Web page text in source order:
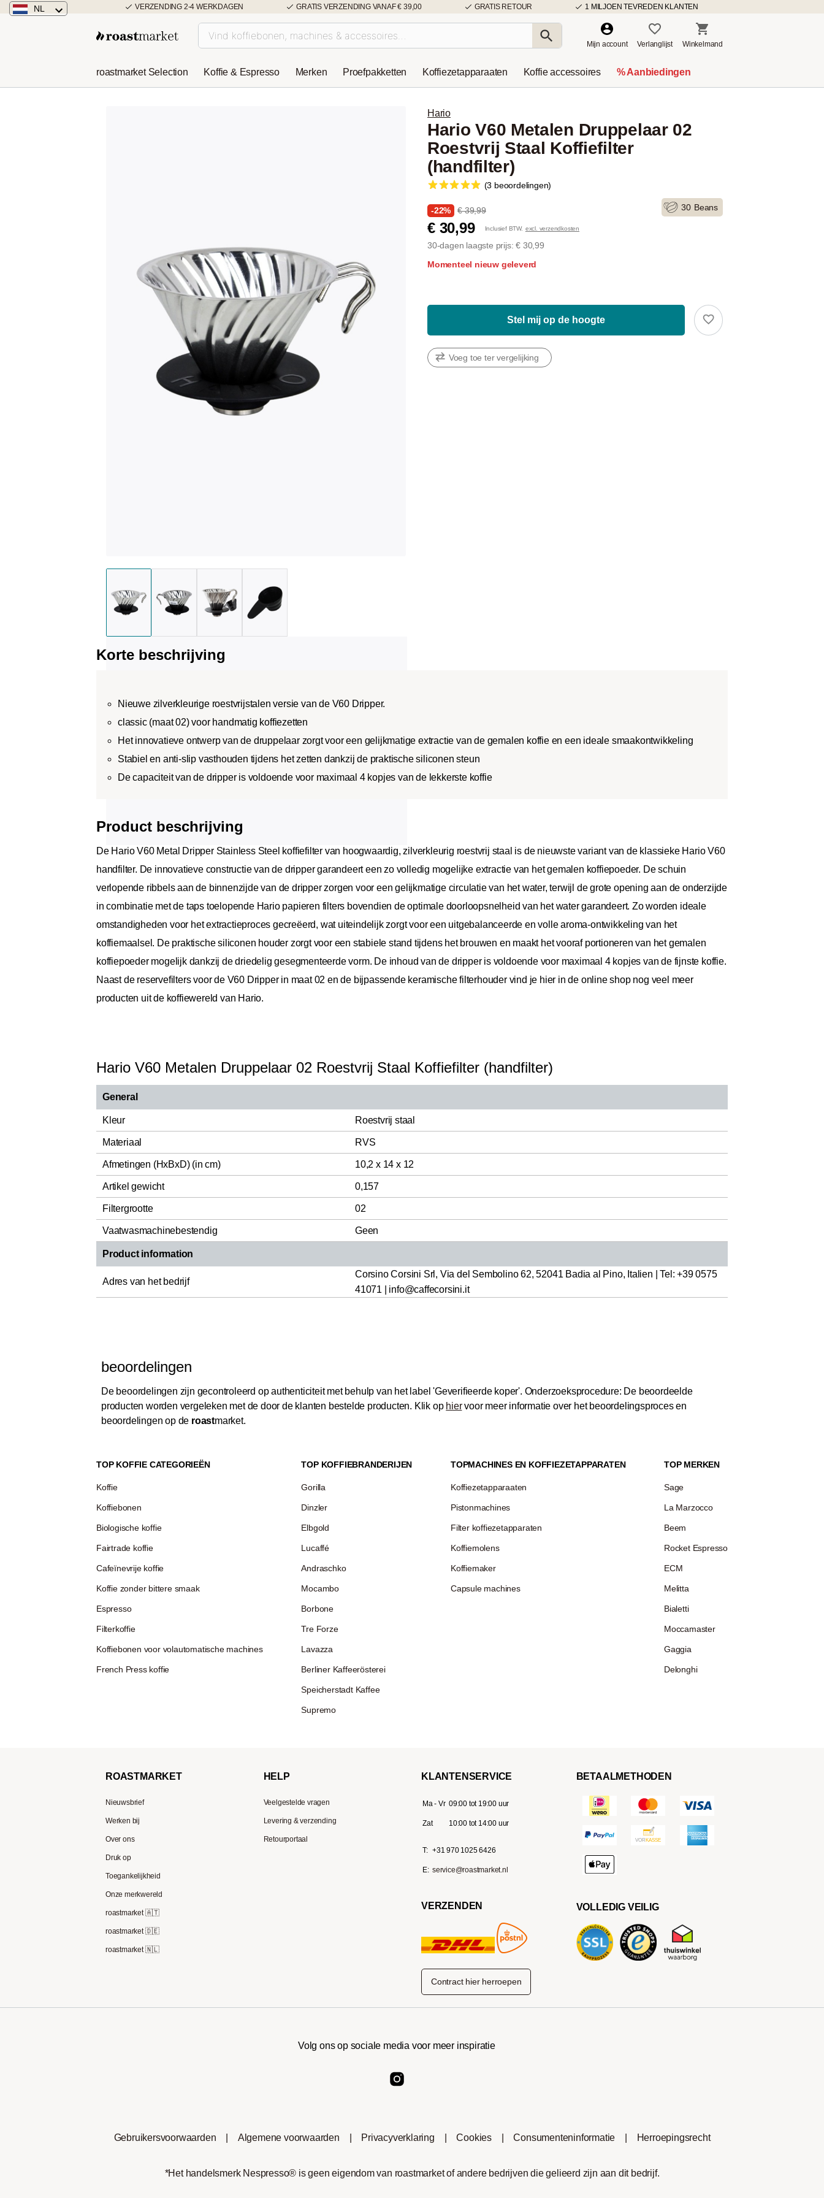
VERZENDING 2-4 WERKDAGEN GRATIS VERZENDING VANAF € 39,00 GRATIS RETOUR 1 MILJOEN TEVREDEN KLANTEN
NL
Österreich
Mijn account Verlanglijst Winkelmand
roastmarket Selection Koffie & Espresso Merken Proefpakketten Koffiezetapparaaten Koffie accessoires % Aanbiedingen
Hario
Hario V60 Metalen Druppelaar 02
Roestvrij Staal Koffiefilter
(handfilter)
(3 beoordelingen)
-22% € 39,99
€ 30,99 Inclusief BTW. excl. verzendkosten
30-dagen laagste prijs: € 30,99
30 Beans
Momenteel nieuw geleverd
Stel mij op de hoogte
Voeg toe ter vergelijking
Korte beschrijving
Nieuwe zilverkleurige roestvrijstalen versie van de V60 Dripper.
classic (maat 02) voor handmatig koffiezetten
Het innovatieve ontwerp van de druppelaar zorgt voor een gelijkmatige extractie van de gemalen koffie en een ideale smaakontwikkeling
Stabiel en anti-slip vasthouden tijdens het zetten dankzij de praktische siliconen steun
De capaciteit van de dripper is voldoende voor maximaal 4 kopjes van de lekkerste koffie
Product beschrijving
De Hario V60 Metal Dripper Stainless Steel koffiefilter van hoogwaardig, zilverkleurig roestvrij staal is de nieuwste variant van de klassieke Hario V60
handfilter. De innovatieve constructie van de dripper garandeert een zo volledig mogelijke extractie van het gemalen koffiepoeder. De schuin
verlopende ribbels aan de binnenzijde van de dripper zorgen voor een gelijkmatige circulatie van het water, terwijl de grote opening aan de onderzijde
in combinatie met de taps toelopende Hario papieren filters bovendien de optimale doorloopsnelheid van het water garandeert. Zo worden ideale
omstandigheden voor het extractieproces gecreëerd, wat uiteindelijk zorgt voor een uitgebalanceerde en volle aroma-ontwikkeling van het
koffiemaalsel. De praktische siliconen houder zorgt voor een stabiele stand tijdens het brouwen en maakt het vooraf portioneren van het gemalen
koffiepoeder mogelijk dankzij de driedelig gesegmenteerde vorm. De inhoud van de dripper is voldoende voor maximaal 4 kopjes van de fijnste koffie.
Naast de reservefilters voor de V60 Dripper in maat 02 en de bijpassende keramische filterhouder vind je hier in de online shop nog veel meer
producten uit de koffiewereld van Hario.
Hario V60 Metalen Druppelaar 02 Roestvrij Staal Koffiefilter (handfilter)
General
Kleur Roestvrij staal
Materiaal RVS
Afmetingen (HxBxD) (in cm) 10,2 x 14 x 12
Artikel gewicht 0,157
Filtergrootte 02
Vaatwasmachinebestendig Geen
Product information
Adres van het bedrijf
Corsino Corsini Srl, Via del Sembolino 62, 52041 Badia al Pino, Italien | Tel: +39 0575
41071 | info@caffecorsini.it
beoordelingen
De beoordelingen zijn gecontroleerd op authenticiteit met behulp van het label 'Geverifieerde koper'. Onderzoeksprocedure: De beoordeelde
producten worden vergeleken met de door de klanten bestelde producten. Klik op hiervoor meer informatie over het beoordelingsproces en
beoordelingen op de roastmarket.
TOP KOFFIE CATEGORIEËN
Koffie
Koffiebonen
Biologische koffie
Fairtrade koffie
Cafeïnevrije koffie
Koffie zonder bittere smaak
Espresso
Filterkoffie
Koffiebonen voor volautomatische machines
French Press koffie
TOP KOFFIEBRANDERIJEN
Gorilla
Dinzler
Elbgold
Lucaffé
Andraschko
Mocambo
Borbone
Tre Forze
Lavazza
Berliner Kaffeerösterei
Speicherstadt Kaffee
Supremo
TOPMACHINES EN KOFFIEZETAPPARATEN
Koffiezetapparaaten
Pistonmachines
Filter koffiezetapparaten
Koffiemolens
Koffiemaker
Capsule machines
TOP MERKEN
Sage
La Marzocco
Beem
Rocket Espresso
ECM
Melitta
Bialetti
Moccamaster
Gaggia
Delonghi
ROASTMARKET
Nieuwsbrief
Werken bij
Over ons
Druk op
Toegankelijkheid
Onze merkwereld
roastmarket 🇦🇹
roastmarket 🇩🇪
roastmarket 🇳🇱
HELP
Veelgestelde vragen
Levering & verzending
Retourportaal
KLANTENSERVICE
Ma - Vr 09:00 tot 19:00 uur
Zat 10:00 tot 14:00 uur
T: +31 970 1025 6426
E: service@roastmarket.nl
VERZENDEN
Contract hier herroepen
BETAALMETHODEN
VOLLEDIG VEILIG
Volg ons op sociale media voor meer inspiratie
Gebruikersvoorwaarden Algemene voorwaarden Privacyverklaring Cookies Consumenteninformatie Herroepingsrecht
*Het handelsmerk Nespresso® is geen eigendom van roastmarket of andere bedrijven die gelieerd zijn aan dit bedrijf.